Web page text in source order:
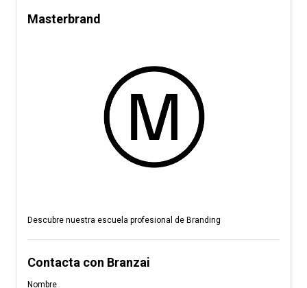
Masterbrand
Descubre nuestra escuela profesional de Branding
Contacta con Branzai
Nombre